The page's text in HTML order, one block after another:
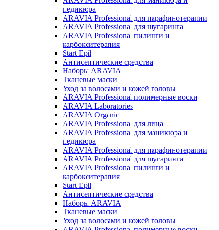
педикюра
ARAVIA Professional для парафинотерапии
ARAVIA Professional для шугаринга
ARAVIA Professional пилинги и
карбокситерапия
Start Epil
Антисептические средства
Наборы ARAVIA
Тканевые маски
Уход за волосами и кожей головы
ARAVIA Professional полимерные воски
ARAVIA Laboratories
ARAVIA Organic
ARAVIA Professional для лица
ARAVIA Professional для маникюра и
педикюра
ARAVIA Professional для парафинотерапии
ARAVIA Professional для шугаринга
ARAVIA Professional пилинги и
карбокситерапия
Start Epil
Антисептические средства
Наборы ARAVIA
Тканевые маски
Уход за волосами и кожей головы